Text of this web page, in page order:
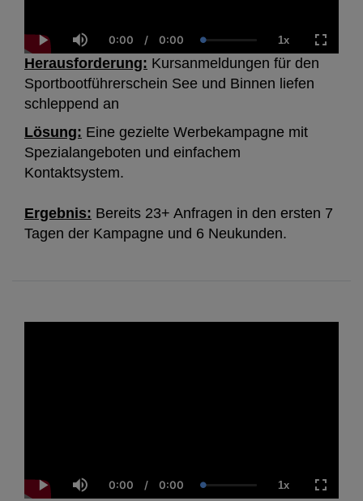
Play Mute
Current
Time
0:00 / Duration
0:00 Loaded:
0.00%
1xPlayback
Rate
Herausforderung: Kursanmeldungen für den
Sportbootführerschein See und Binnen liefen
schleppend an
Lösung: Eine gezielte Werbekampagne mit
Spezialangeboten und einfachem
Kontaktsystem.
Ergebnis: Bereits 23+ Anfragen in den ersten 7
Tagen der Kampagne und 6 Neukunden.
Play Mute
Current
0:00 / Duration
0:00 Loaded:
1xPlayback